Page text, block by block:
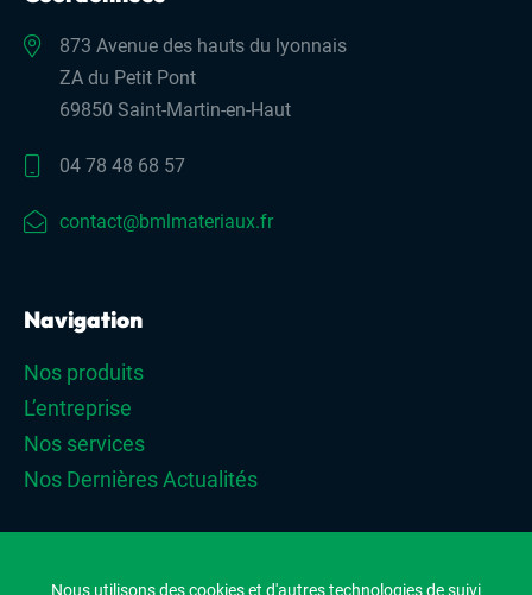
873 Avenue des hauts du lyonnais
ZA du Petit Pont
69850 Saint-Martin-en-Haut
04 78 48 68 57
contact@bmlmateriaux.fr
Navigation
Nos produits
L’entreprise
Nos services
Nos Dernières Actualités
Nous utilisons des cookies et d'autres technologies de suivi